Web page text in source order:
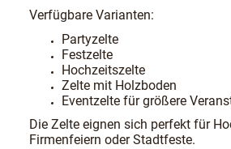
Verfügbare Varianten:
Partyzelte
Festzelte
Hochzeitszelte
Zelte mit Holzboden
Eventzelte für größere
Die Zelte eignen sich perfekt für
Firmenfeiern oder Stadtfeste.